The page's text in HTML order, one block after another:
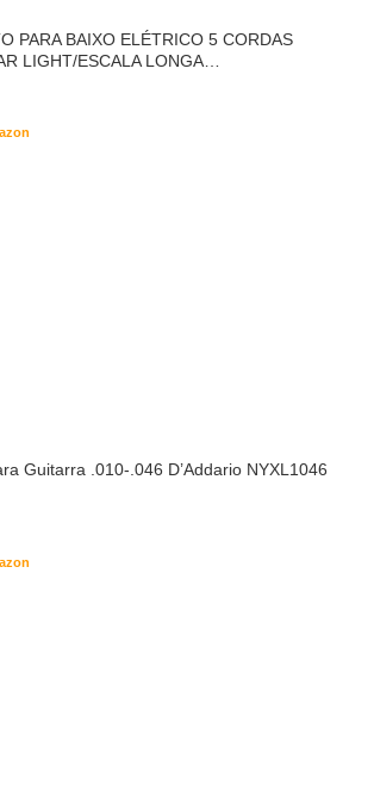
PARA BAIXO ELÉTRICO 5 CORDAS
LIGHT/ESCALA LONGA
Guitarra .010-.046 D’Addario NYXL1046